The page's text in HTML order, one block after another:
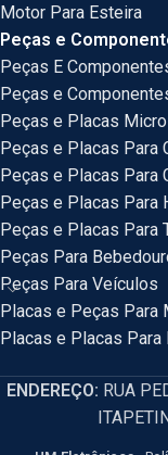
Motor Para Esteira
Peças e
Peças E
Peças e
Peças e Placas
Peças e Placas Para
Peças e Placas Para
Peças e Placas Para
Peças e Placas Para
Peças Para
Peças Para Veículos
Placas e Peças Para
Placas e Placas Para
ENDEREÇO: RUA